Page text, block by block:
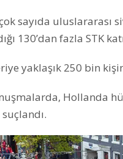
sayıda
130’dan fazla STK
yaklaşık 250 bin
Hollanda